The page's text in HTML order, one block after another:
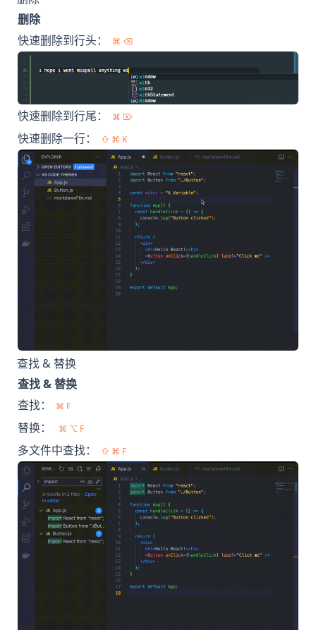
删除
快速删除到行头：
⌘ ⌫
快速删除到行尾： ⌘ ⌦
快速删除一行： ⇧ ⌘ K
查找 & 替换
查找 & 替换
查找：
⌘ F
替换： ⌘ ⌥ F
多文件中查找： ⇧ ⌘ F